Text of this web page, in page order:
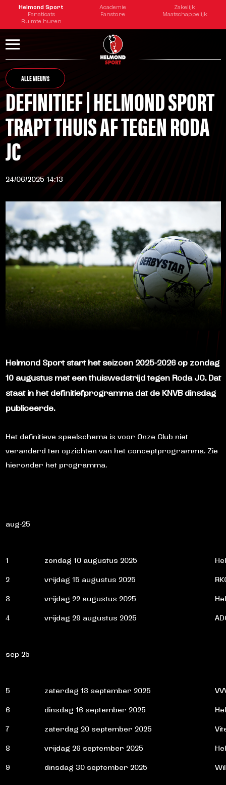
Helmond Sport Academie
Zakelijk
Fanaticats
Fanstore
Maatschappelijk
Ruimte huren
ALLE NIEUWS
DEFINITIEF | HELMOND SPORT
TRAPT THUIS AF TEGEN RODA
JC
24/06/2025 14:13
Helmond Sport start het seizoen 2025-2026 op zondag
10 augustus met een thuiswedstrijd tegen Roda JC. Dat
staat in het definitiefprogramma dat de KNVB dinsdag
publiceerde.
Het definitieve speelschema is voor Onze Club niet
veranderd ten opzichten van het conceptprogramma. Zie
hieronder het programma.
aug-25
1 zondag 10 augustus 2025
2 vrijdag 15 augustus 2025
3 vrijdag 22 augustus 2025
4 vrijdag 29 augustus 2025
sep-25
5 zaterdag 13 september 2025
6 dinsdag 16 september 2025
7 zaterdag 20 september 2025
8 vrijdag 26 september 2025
9 dinsdag 30 september 2025